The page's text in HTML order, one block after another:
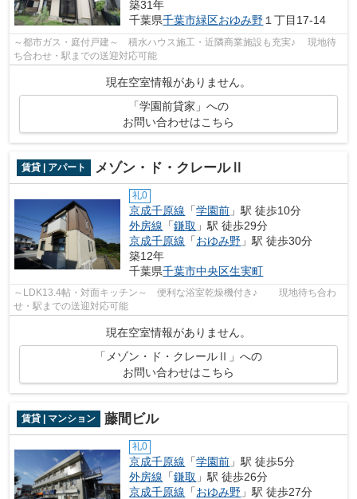
築31年
千葉県千葉市緑区おゆみ野 １丁目17-14
～都市ガス・庭付戸建～ 積水ハウス施工・近隣商業施設も充実♪ 現地待
ち合わせ・駅までの送迎対応可能
現在空室情報がありません。
「学園前貸家」への
お問い合わせはこちら
賃貸 | アパート メゾン・ド・クレールⅡ
礼0
京成千原線 「学園前 」駅 徒歩10分
外房線 「鎌取 」駅 徒歩29分
京成千原線 「おゆみ野 」駅 徒歩30分
築12年
千葉県千葉市中央区生実町
～LDK13.4帖・対面キッチン～ 便利な浴室乾燥機付き♪ 現地待ち合わ
せ・駅までの送迎対応可能
現在空室情報がありません。
「メゾン・ド・クレールⅡ」への
お問い合わせはこちら
賃貸 | マンション 藤間ビル
礼0
京成千原線 「学園前 」駅 徒歩5分
外房線 「鎌取 」駅 徒歩26分
京成千原線 「おゆみ野 」駅 徒歩27分